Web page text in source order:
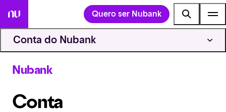
Quero ser Nubank
Conta do Nubank
Nubank
Conta